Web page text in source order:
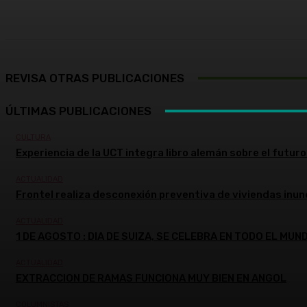
REVISA OTRAS PUBLICACIONES
ÚLTIMAS PUBLICACIONES
Experiencia de la UCT integra libro alemán sobre el